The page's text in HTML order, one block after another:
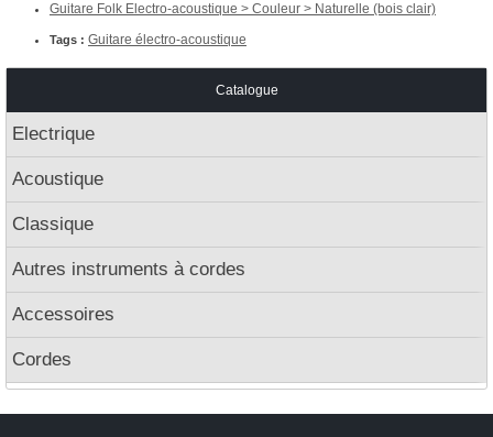
Guitare Folk Electro-acoustique > Couleur > Naturelle (bois clair)
Tags : Guitare électro-acoustique
Catalogue
Electrique
Acoustique
Classique
Autres instruments à cordes
Accessoires
Cordes